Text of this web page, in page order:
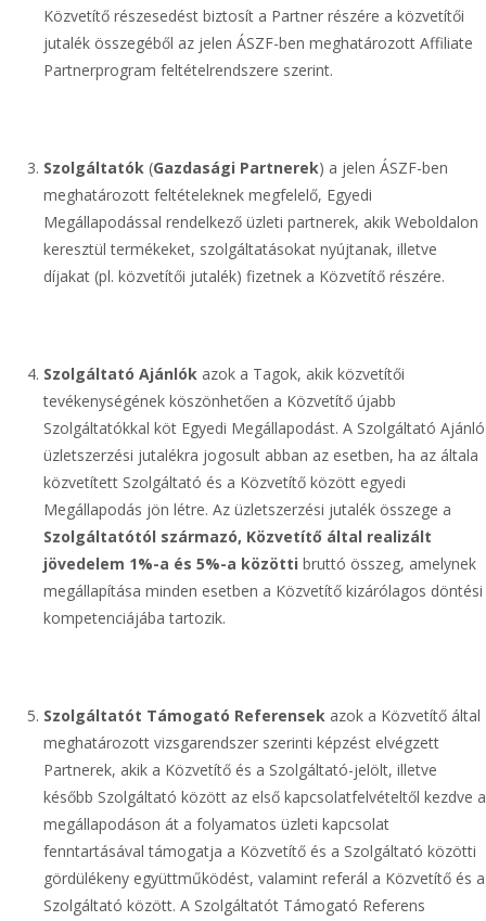
Közvetítő részesedést biztosít a Partner részére a közvetítői
jutalék összegéből az jelen ÁSZF-ben meghatározott Affiliate
Partnerprogram feltételrendszere szerint.
Szolgáltatók (Gazdasági Partnerek) a jelen ÁSZF-ben
meghatározott feltételeknek megfelelő, Egyedi
Megállapodással rendelkező üzleti partnerek, akik Weboldalon
keresztül termékeket, szolgáltatásokat nyújtanak, illetve
díjakat (pl. közvetítői jutalék) fizetnek a Közvetítő részére.
Szolgáltató Ajánlók azok a Tagok, akik közvetítői
tevékenységének köszönhetően a Közvetítő újabb
Szolgáltatókkal köt Egyedi Megállapodást. A Szolgáltató Ajánló
üzletszerzési jutalékra jogosult abban az esetben, ha az általa
közvetített Szolgáltató és a Közvetítő között egyedi
Megállapodás jön létre. Az üzletszerzési jutalék összege a
Szolgáltatótól származó, Közvetítő által realizált
jövedelem 1%-a és 5%-a közötti bruttó összeg, amelynek
megállapítása minden esetben a Közvetítő kizárólagos döntési
kompetenciájába tartozik.
Szolgáltatót Támogató Referensek azok a Közvetítő által
meghatározott vizsgarendszer szerinti képzést elvégzett
Partnerek, akik a Közvetítő és a Szolgáltató-jelölt, illetve
később Szolgáltató között az első kapcsolatfelvételtől kezdve a
megállapodáson át a folyamatos üzleti kapcsolat
fenntartásával támogatja a Közvetítő és a Szolgáltató közötti
gördülékeny együttműködést, valamint referál a Közvetítő és a
Szolgáltató között. A Szolgáltatót Támogató Referens